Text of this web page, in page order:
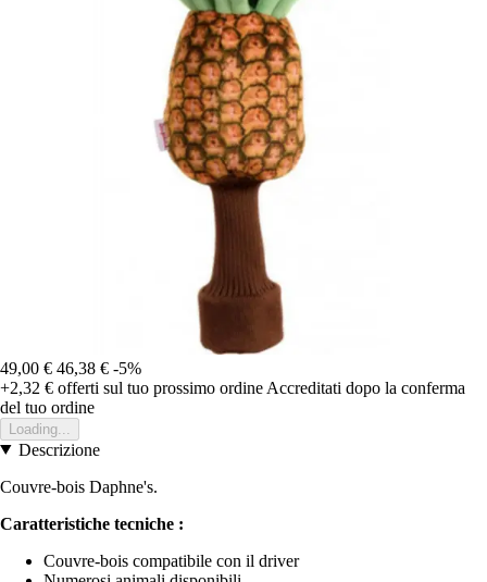
49,00 € 46,38 € -5%
+2,32 € offerti sul tuo prossimo ordine Accreditati dopo la conferma
del tuo ordine
Loading...
Descrizione
Couvre-bois Daphne's.
Caratteristiche tecniche :
Couvre-bois compatibile con il driver